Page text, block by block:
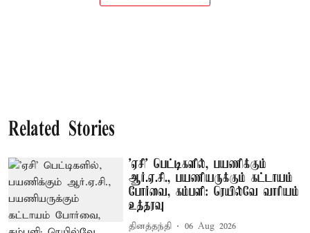
Related Stories
'ஏசி' பெட்டிகளில், பயணிக்கும்
ஆர்.ஏ.சி., பயணியருக்கும் கட்டாயம்
போர்வை, கம்பளி: ரெயில்வே வாரியம்
உத்தரவு
தினத்தந்தி 06 Aug 2026